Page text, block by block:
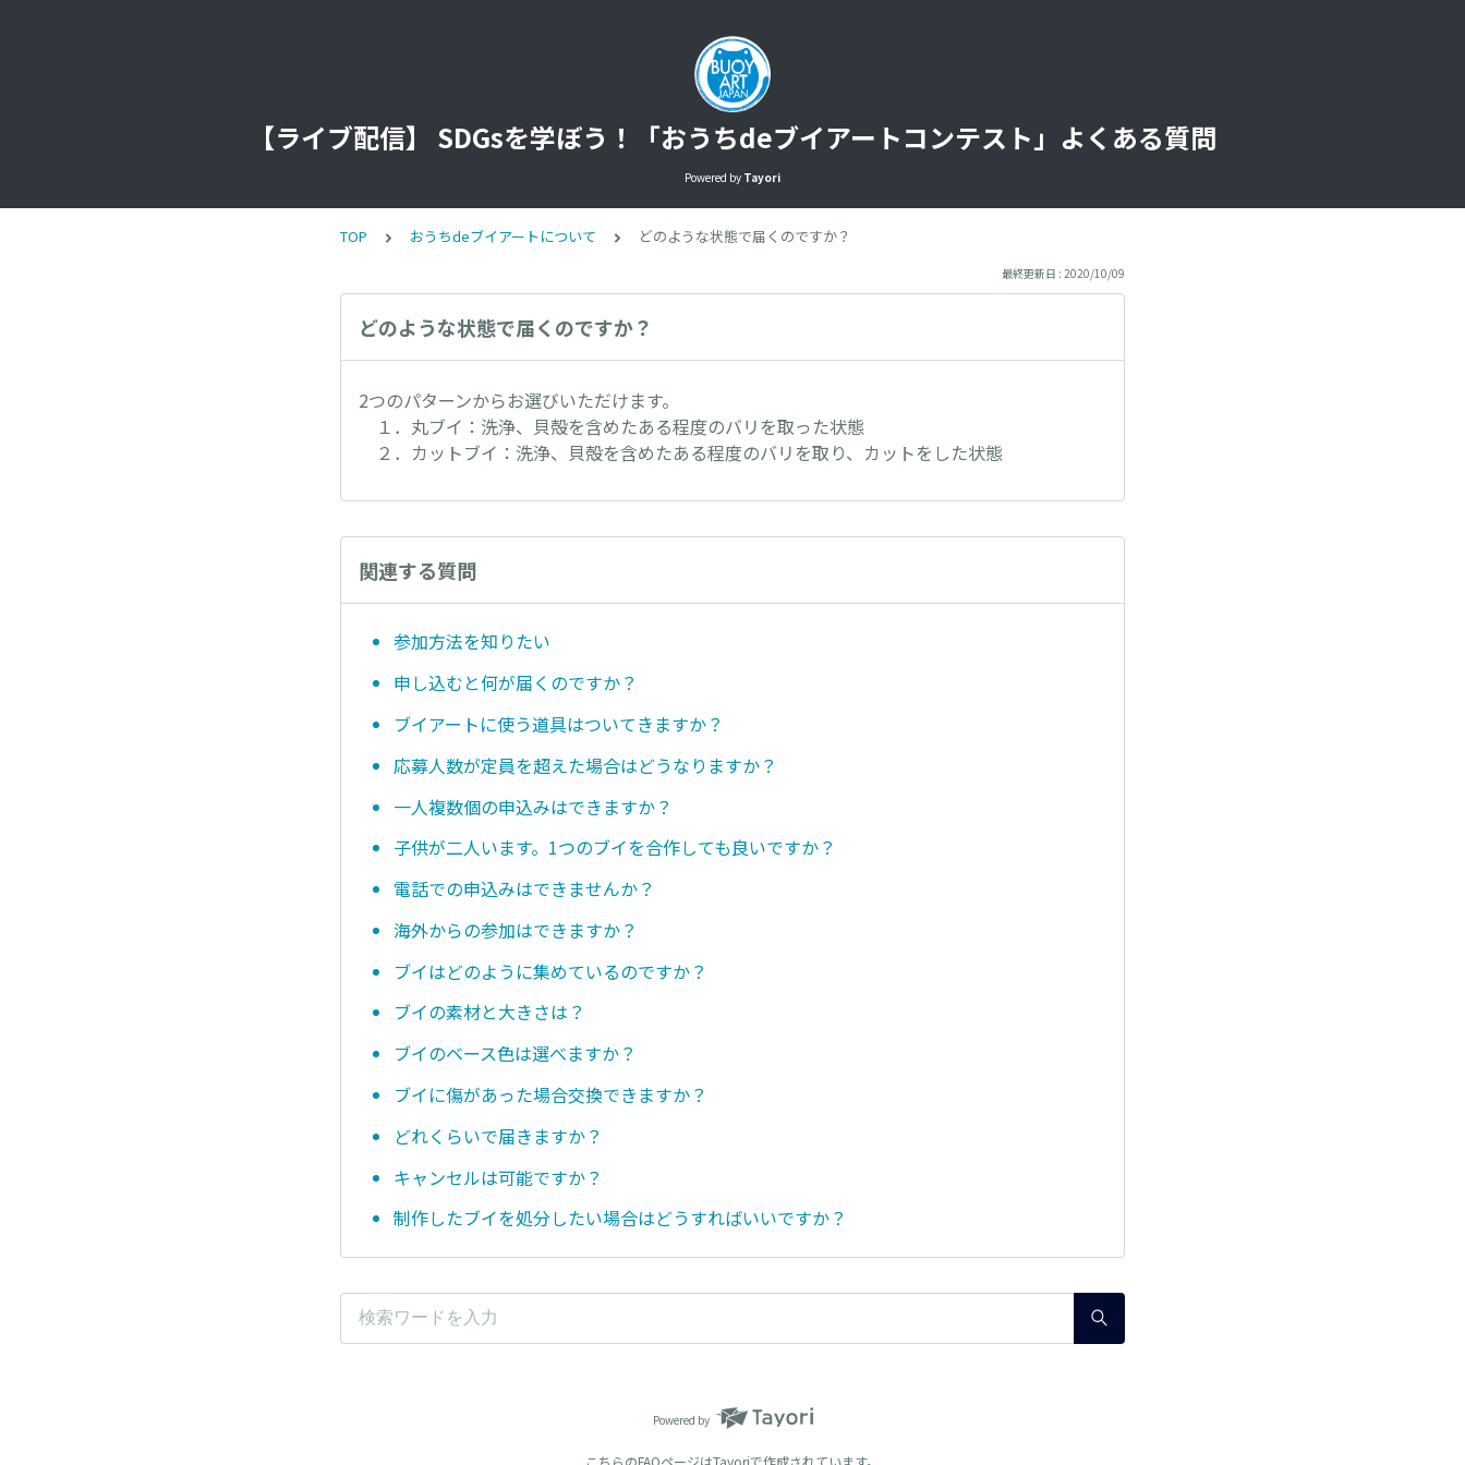
【ライブ配信】 SDGsを学ぼう！「おうちdeブイアートコンテスト」よくある質問
Powered by Tayori
TOP おうちdeブイアートについて どのような状態で届くのですか？
最終更新日 : 2020/10/09
どのような状態で届くのですか？
2つのパターンからお選びいただけます。
１．丸ブイ：洗浄、貝殻を含めたある程度のバリを取った状態
２．カットブイ：洗浄、貝殻を含めたある程度のバリを取り、カットをした状態
関連する質問
参加方法を知りたい
申し込むと何が届くのですか？
ブイアートに使う道具はついてきますか？
応募人数が定員を超えた場合はどうなりますか？
一人複数個の申込みはできますか？
子供が二人います。1つのブイを合作しても良いですか？
電話での申込みはできませんか？
海外からの参加はできますか？
ブイはどのように集めているのですか？
ブイの素材と大きさは？
ブイのベース色は選べますか？
ブイに傷があった場合交換できますか？
どれくらいで届きますか？
キャンセルは可能ですか？
制作したブイを処分したい場合はどうすればいいですか？
Powered by
こちらのFAQページはTayoriで作成されています。